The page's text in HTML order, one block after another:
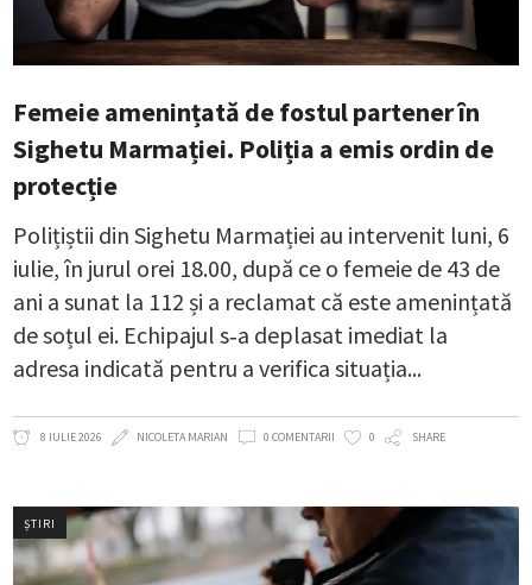
Femeie amenințată de fostul partener în
Sighetu Marmației. Poliția a emis ordin de
protecție
Polițiștii din Sighetu Marmației au intervenit luni, 6
iulie, în jurul orei 18.00, după ce o femeie de 43 de
ani a sunat la 112 și a reclamat că este amenințată
de soțul ei. Echipajul s‑a deplasat imediat la
adresa indicată pentru a verifica situația
8 IULIE 2026 NICOLETA MARIAN 0 COMENTARII 0 SHARE
ȘTIRI